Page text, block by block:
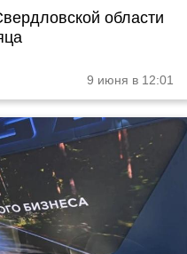
области
9 июня в 12:01